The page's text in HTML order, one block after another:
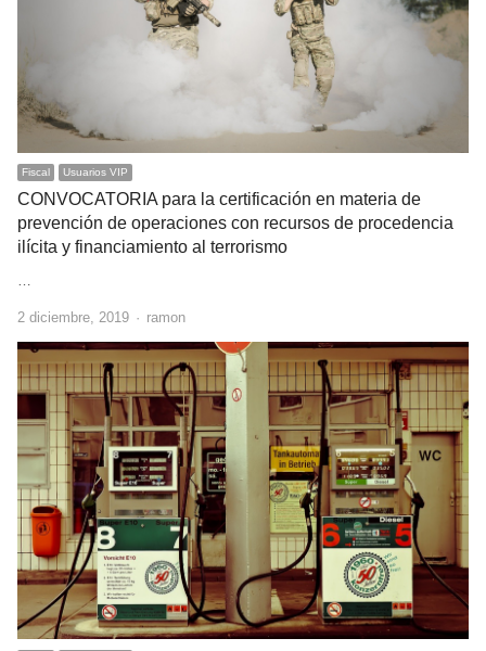
Fiscal Usuarios VIP
CONVOCATORIA para la certificación en materia de
prevención de operaciones con recursos de procedencia
ilícita y financiamiento al terrorismo
2 diciembre, 2019 Author
ramon